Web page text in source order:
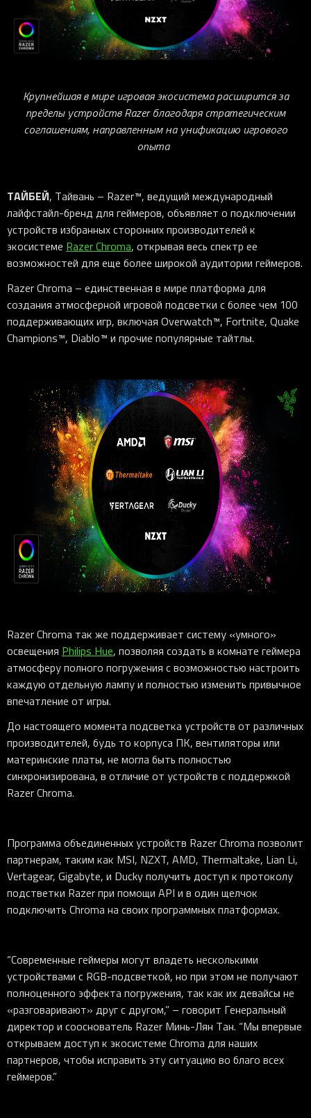
Рюкзаки
Аксессуары
Новинки
Pro Click
Аксессуары для мышей
Игровые мыши
Tartarus
Аксессуары для клавиатур
Все клавиатуры
Hammerhead
Аксессуары для аудио
Все аудио для ПК
Wireless Control Pod
Kraken Kitty
Kiyo
Контроллеры
Ripsaw
Все устройства
Goliathus
Firefly
HyperFlux V2
Sphex
Gigantus
Pro Click V2
Pro Click V2 Vertical
Pro Type Ergo
Pro Glide XXL
Аксессуары
Коллаборации
Synapse 3
Chroma™ RGB
Synapse 2 Legacy
Virtual Ring Light
Razer Axon
Streamer Companion App
Cortex
iOS-приложения
Киберспорт
Игровые ивенты
Крупнейшая в мире игровая экосистема расширится за
пределы устройств Razerблагодаря стратегическим
соглашениям, направленным на унификацию игрового
опыта
ТАЙБЕЙ, Тайвань – Razer™, ведущий международный
лайфстайл-бренд для геймеров, объявляет о подключении
устройств избранных сторонних производителей к
экосистеме RazerChroma, открывая весь спектр ее
возможностей для еще более широкой аудитории геймеров.
RazerChroma – единственная в мире платформа для
создания атмосферной игровой подсветки с более чем 100
поддерживающих игр, включая Overwatch™, Fortnite, Quake
Champions™, Diablo™ и прочие популярные тайтлы.
RazerChroma так же поддерживает систему «умного»
освещения Philips Hue, позволяя создать в комнате геймера
атмосферу полного погружения с возможностью настроить
каждую отдельную лампу и полностью изменить привычное
впечатление от игры.
До настоящего момента подсветка устройств от различных
производителей, будь то корпуса ПК, вентиляторы или
материнские платы, не могла быть полностью
синхронизирована, в отличие от устройств с поддержкой
RazerChroma.
Программа объединенных устройств RazerChroma позволит
партнерам, таким как MSI, NZXT, AMD, Thermaltake, Lian Li,
Vertagear, Gigabyte, и Ducky получить доступ к протоколу
подстветки Razer при помощи API и в один щелчок
подключить Chroma на своих программных платформах.
“Современные геймеры могут владеть несколькими
устройствами с RGB-подсветкой, но при этом не получают
полноценного эффекта погружения, так как их девайсы не
«разговаривают» друг с другом,” – говорит Генеральный
директор и сооснователь Razer Минь-Лян Тан. “Мы впервые
открываем доступ к экосистеме Chroma для наших
партнеров, чтобы исправить эту ситуацию во благо всех
геймеров.”